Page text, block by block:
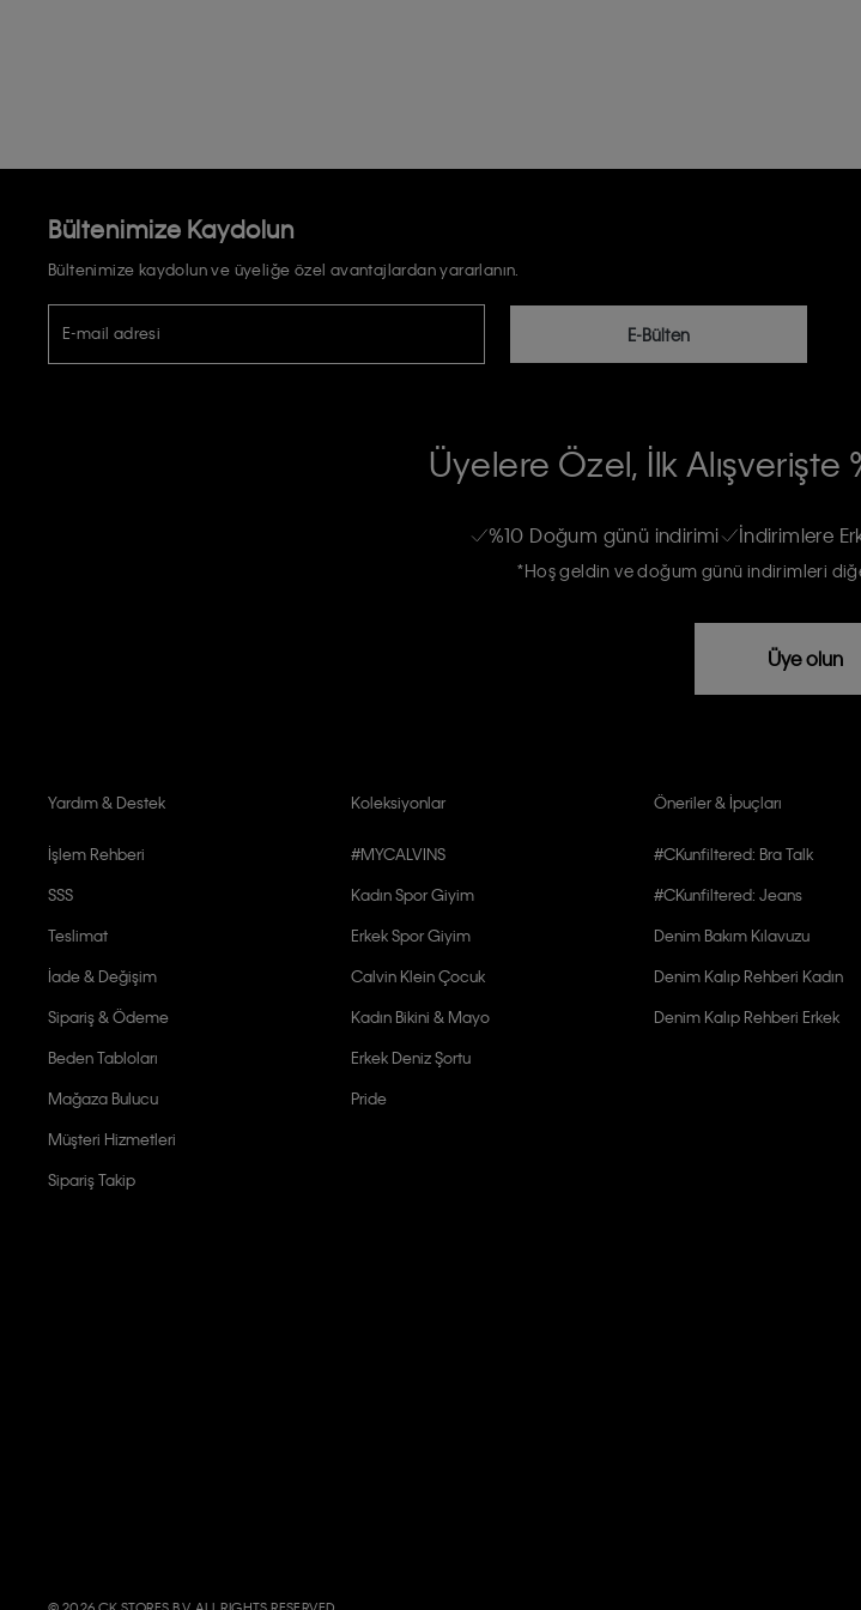
Bültenimize Kaydolun
Bültenimize kaydolun ve üyeliğe özel avantajlardan yararlanın.
E-mail adresi E-Bülten
Calvin Klein e-bültenine abone olarak, kişisel verilerimin Calvin Klein tarafına gönderileceğinin ve güncel ürün,
Üyelere Özel, İlk Alışverişte
%10 Doğum günü indirimi İndirimlere
*Hoş geldin ve doğum günü indirimleri
Üye olun
Yardım & Destek
İşlem Rehberi
SSS
Teslimat
İade & Değişim
Sipariş & Ödeme
Beden Tabloları
Mağaza Bulucu
Müşteri Hizmetleri
Sipariş Takip
Koleksiyonlar
#MYCALVINS
Kadın Spor Giyim
Erkek Spor Giyim
Calvin Klein Çocuk
Kadın Bikini & Mayo
Erkek Deniz Şortu
Pride
Öneriler & İpuçları
#CKunfiltered: Bra Talk
#CKunfiltered: Jeans
Denim Bakım Kılavuzu
Denim Kalıp Rehberi Kadın
Denim Kalıp Rehberi Erkek